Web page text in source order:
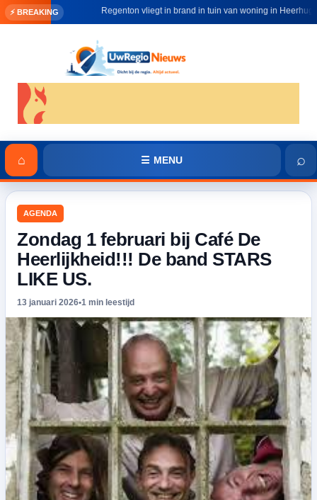
⚡ BREAKING Regenton vliegt in brand in tuin van woning in Heerhugowaard
⌂ ☰ MENU ⌕
AGENDA
Zondag 1 februari bij Café De
Heerlijkheid!!! De band STARS
LIKE US.
13 januari 2026•1 min leestijd